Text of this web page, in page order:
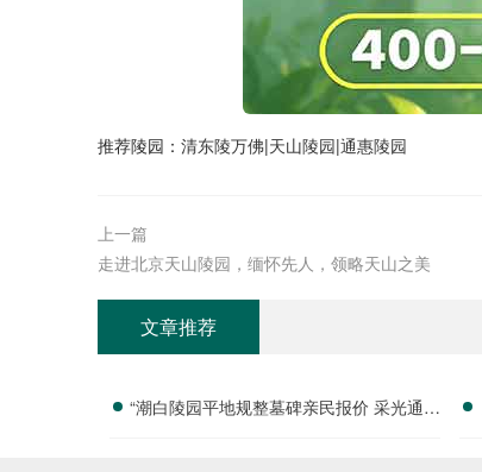
推荐陵园： 清东陵万佛|天山陵园|通惠陵园
上一篇
走进北京天山陵园，缅怀先人，领略天山之美
文章推荐
“潮白陵园平地规整墓碑亲民报价 采光通风